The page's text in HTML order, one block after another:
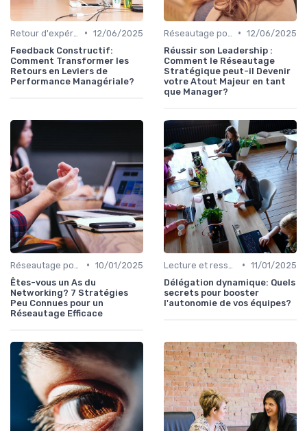
• 12/06/2025
Feedback Constructif:
Comment Transformer les
Retours en Leviers de
Performance Managériale?
• 12/06/2025
Réussir son Leadership :
Comment le Réseautage
Stratégique peut-il Devenir
votre Atout Majeur en tant
que Manager?
• 10/01/2025
Êtes-vous un As du
Networking? 7 Stratégies
Peu Connues pour un
Réseautage Efficace
• 11/01/2025
Délégation dynamique: Quels
secrets pour booster
l'autonomie de vos équipes?